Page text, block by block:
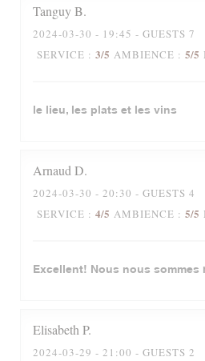
TanguyB
2024-03-30 - 19:45 - GUESTS 7
SERVICE : 3/5 AMBIENCE : 5/5
le lieu, les plats et les vins
ArnaudD
2024-03-30 - 20:30 - GUESTS 4
SERVICE : 4/5 AMBIENCE : 5/5
Excellent! Nous nous sommes
ElisabethP
2024-03-29 - 21:00 - GUESTS 2